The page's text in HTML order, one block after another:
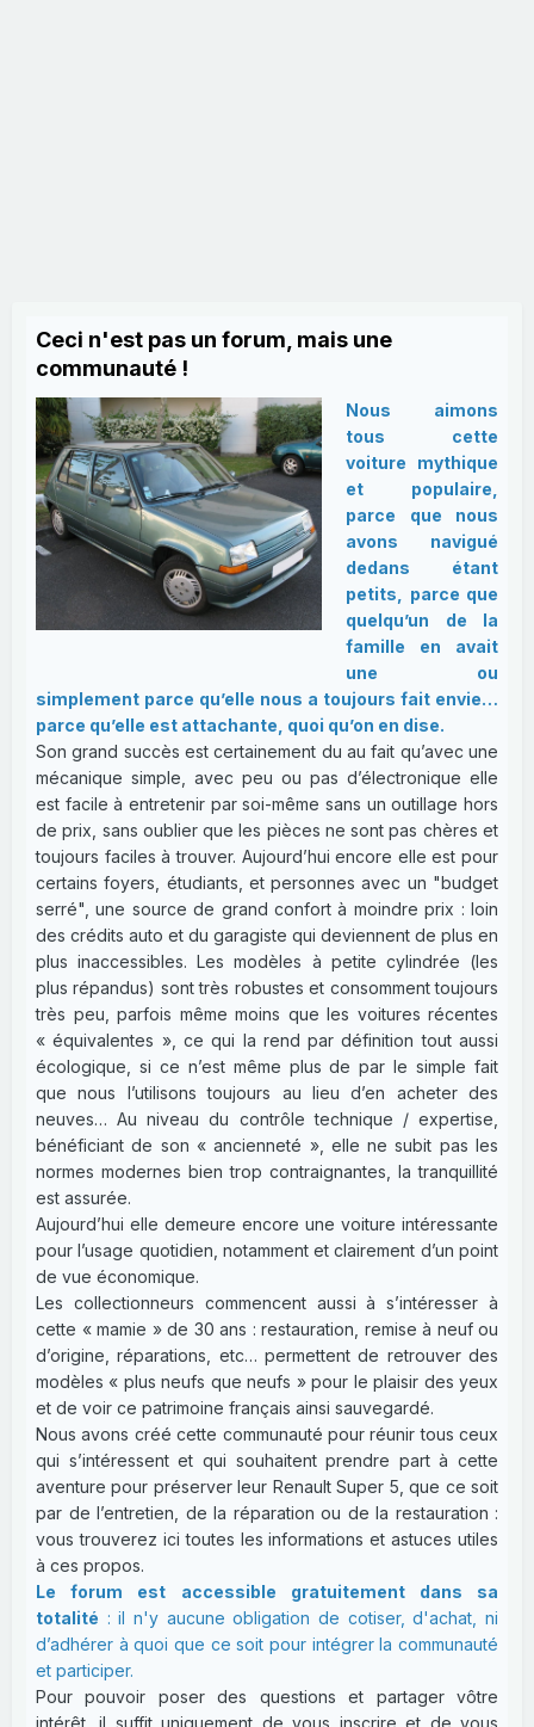
Ceci n'est pas un forum, mais une
communauté !
Nous aimons
tous cette
voiture mythique
et populaire,
parce que nous
avons navigué
dedans étant
petits, parce que
quelqu’un de la
famille en avait
une ou
simplement parce qu’elle nous a toujours fait envie…
parce qu’elle est attachante, quoi qu’on en dise.
Son grand succès est certainement du au fait qu’avec une
mécanique simple, avec peu ou pas d’électronique elle
est facile à entretenir par soi-même sans un outillage hors
de prix, sans oublier que les pièces ne sont pas chères et
toujours faciles à trouver. Aujourd’hui encore elle est pour
certains foyers, étudiants, et personnes avec un "budget
serré", une source de grand confort à moindre prix : loin
des crédits auto et du garagiste qui deviennent de plus en
plus inaccessibles. Les modèles à petite cylindrée (les
plus répandus) sont très robustes et consomment toujours
très peu, parfois même moins que les voitures récentes
« équivalentes », ce qui la rend par définition tout aussi
écologique, si ce n’est même plus de par le simple fait
que nous l’utilisons toujours au lieu d’en acheter des
neuves… Au niveau du contrôle technique / expertise,
bénéficiant de son « ancienneté », elle ne subit pas les
normes modernes bien trop contraignantes, la tranquillité
est assurée.
Aujourd’hui elle demeure encore une voiture intéressante
pour l’usage quotidien, notamment et clairement d’un point
de vue économique.
Les collectionneurs commencent aussi à s’intéresser à
cette « mamie » de 30 ans : restauration, remise à neuf ou
d’origine, réparations, etc… permettent de retrouver des
modèles « plus neufs que neufs » pour le plaisir des yeux
et de voir ce patrimoine français ainsi sauvegardé.
Nous avons créé cette communauté pour réunir tous ceux
qui s’intéressent et qui souhaitent prendre part à cette
aventure pour préserver leur Renault Super 5, que ce soit
par de l’entretien, de la réparation ou de la restauration :
vous trouverez ici toutes les informations et astuces utiles
à ces propos.
Le forum est accessible gratuitement dans sa
totalité : il n'y aucune obligation de cotiser, d'achat, ni
d’adhérer à quoi que ce soit pour intégrer la communauté
et participer.
Pour pouvoir poser des questions et partager vôtre
intérêt, il suffit uniquement de vous inscrire et de vous